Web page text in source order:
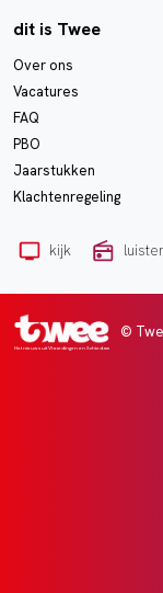
dit is Twee
Over ons
Vacatures
FAQ
PBO
Jaarstukken
Klachtenregeling
kijk luister
Het nieuws uit Vlaardingen en Schiedam
©